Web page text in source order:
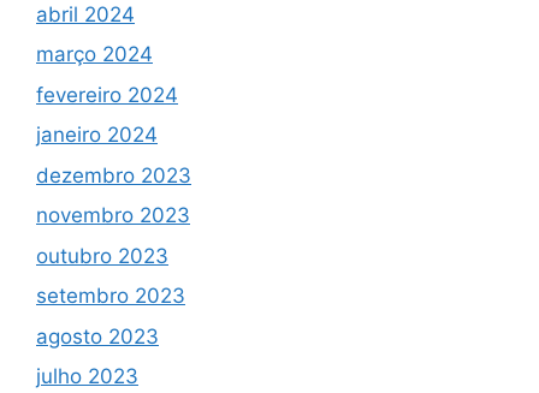
abril 2024
março 2024
fevereiro 2024
janeiro 2024
dezembro 2023
novembro 2023
outubro 2023
setembro 2023
agosto 2023
julho 2023